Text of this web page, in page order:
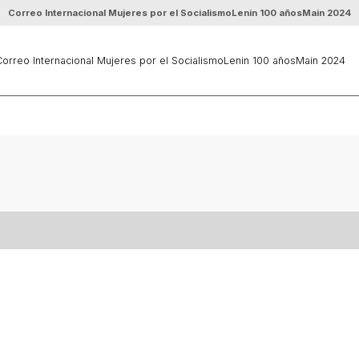
Correo Internacional Mujeres por el SocialismoLenin 100 añosMain 2024
Internacional Mujeres por el SocialismoLenin 100 añosMain 2024